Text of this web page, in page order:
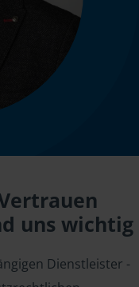
uns wichtig
Dienstleister -